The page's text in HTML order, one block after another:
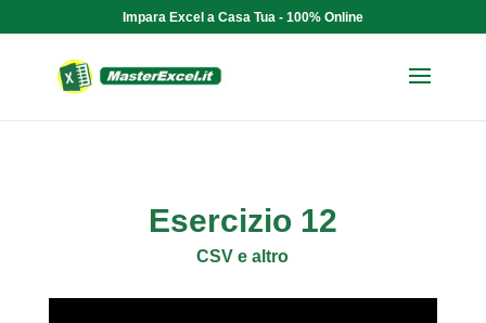
Impara Excel a Casa Tua - 100% Online
Esercizio 12
CSV e altro